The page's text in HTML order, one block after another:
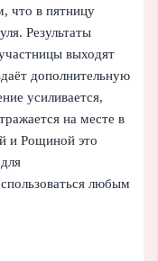
что в пятницу
Результаты
выходят
дополнительную
усиливается,
на месте в
и Рощиной это
любым